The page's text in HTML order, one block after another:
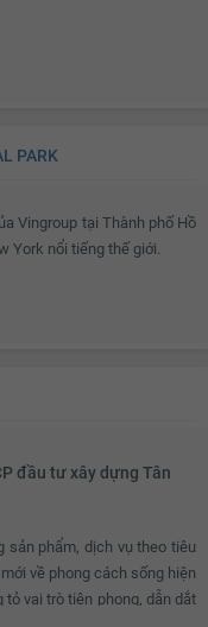
PARK
Vingroup tại Thành phố Hồ
York nổi tiếng thế giới.
tầm khu đô thị hiện đại và
phố, cư đân chỉ mất 10
phút ra trung tâm Quận 1 và
rất thuận tiện cho việc đi
đầu tư xây dựng Tân
sản phẩm, dịch vụ theo tiêu
về phong cách sống hiện
vai trò tiên phong, dẫn dắt